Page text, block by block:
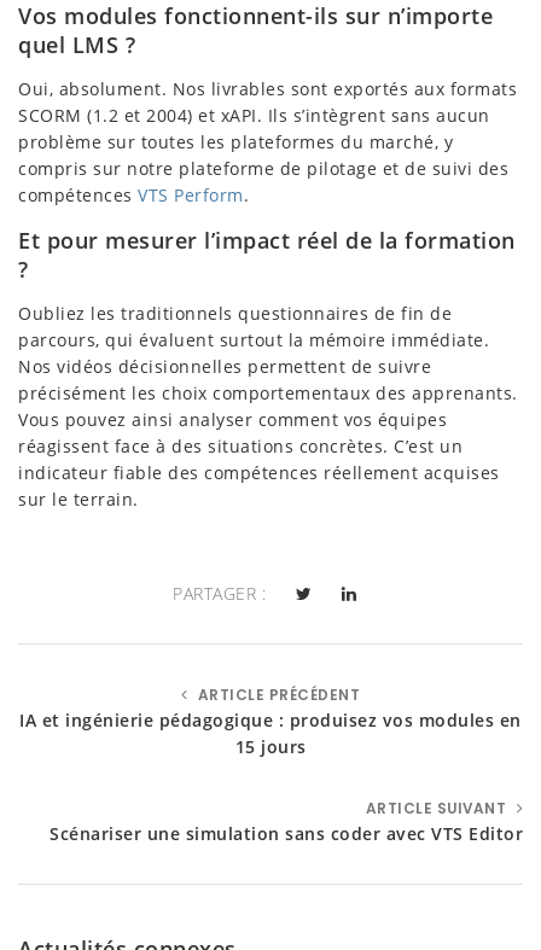
Vos modules fonctionnent-ils sur n’importe
quel LMS ?
Oui, absolument. Nos livrables sont exportés aux formats
SCORM (1.2 et 2004) et xAPI. Ils s’intègrent sans aucun
problème sur toutes les plateformes du marché, y
compris sur notre plateforme de pilotage et de suivi des
compétences VTS Perform.
Et pour mesurer l’impact réel de la formation
?
Oubliez les traditionnels questionnaires de fin de
parcours, qui évaluent surtout la mémoire immédiate.
Nos vidéos décisionnelles permettent de suivre
précisément les choix comportementaux des apprenants.
Vous pouvez ainsi analyser comment vos équipes
réagissent face à des situations concrètes. C’est un
indicateur fiable des compétences réellement acquises
sur le terrain.
PARTAGER :
ARTICLE PRÉCÉDENT
IA et ingénierie pédagogique : produisez vos modules en
15 jours
ARTICLE SUIVANT
Scénariser une simulation sans coder avec VTS Editor